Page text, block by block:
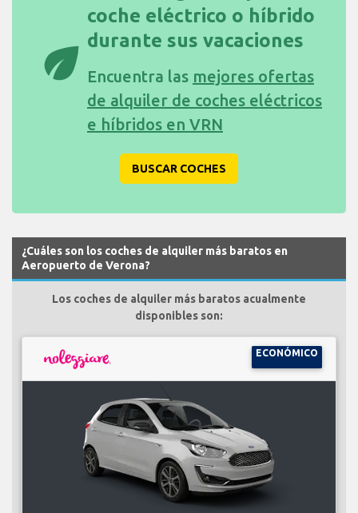
eco
coche eléctrico o híbrido
durante sus vacaciones
Encuentra las mejores ofertas
de alquiler de coches eléctricos
e híbridos en VRN
BUSCAR COCHES
¿Cuáles son los coches de alquiler más baratos en
Aeropuerto de Verona?
Los coches de alquiler más baratos acualmente
disponibles son:
ECONÓMICO